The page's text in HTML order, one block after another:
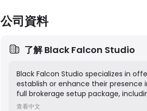
公司資料
了解Black Falcon Studio
Black Falcon Studio specializes in
establish or enhance their presence
full brokerage setup package,
and Trader's Room, an IB & Affiliate
查看中文